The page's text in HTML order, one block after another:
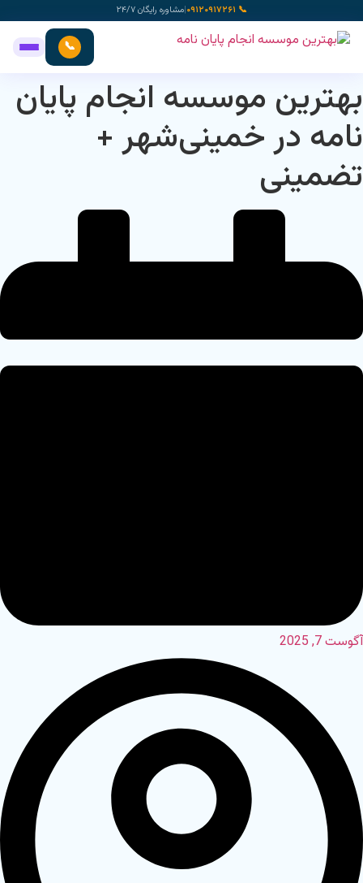
به
محتوا
📞 ۰۹۱۲۰۹۱۷۲۶۱ |مشاوره رایگان ۲۴/۷
📞
بهترین موسسه انجام پایان
نامه در خمینی‌شهر +
تضمینی
آگوست 7, 2025